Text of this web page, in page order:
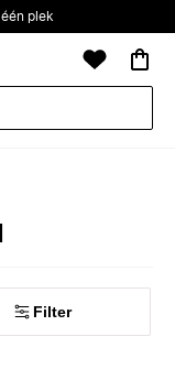
plek
Filter